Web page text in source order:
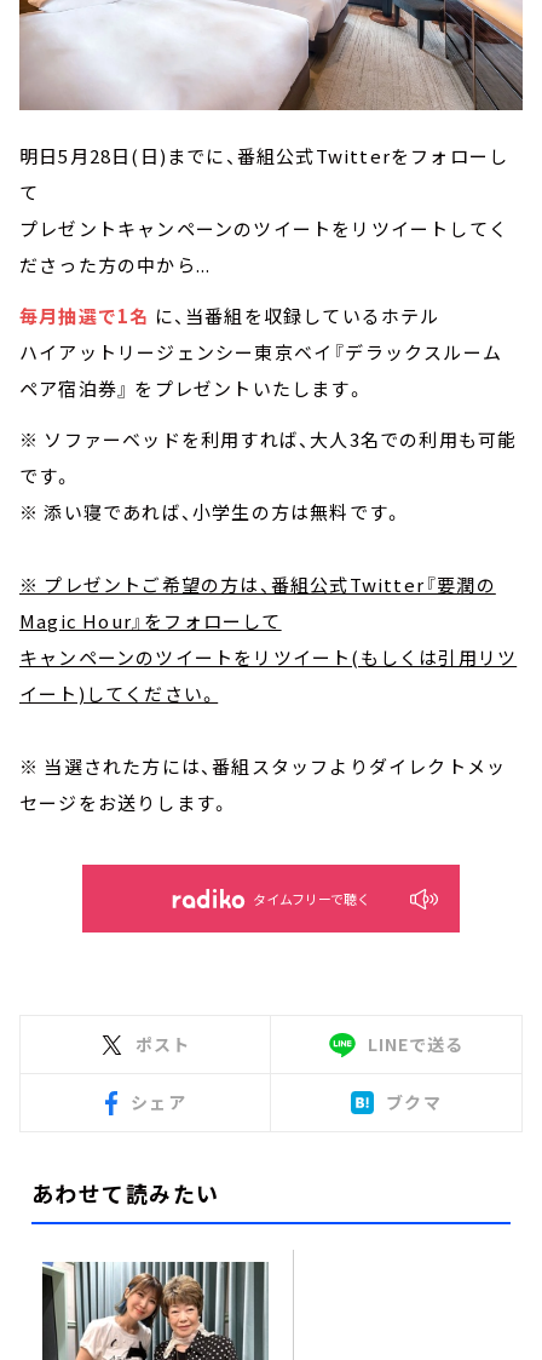
明日5月28日(日)までに、番組公式Twitterをフォローし
て
プレゼントキャンペーンのツイートをリツイートしてく
ださった方の中から...
毎月抽選で1名 に、当番組を収録しているホテル
ハイアットリージェンシー東京ベイ『デラックスルーム
ペア宿泊券』 をプレゼントいたします。
※ ソファーベッドを利用すれば、大人3名での利用も可能
です。
※ 添い寝であれば、小学生の方は無料です。
※ プレゼントご希望の方は、番組公式Twitter『要潤の
Magic Hour』をフォローして
キャンペーンのツイートをリツイート(もしくは引用リツ
イート)してください。
※ 当選された方には、番組スタッフよりダイレクトメッ
セージをお送りします。
タイムフリーで聴く
ポスト LINEで送る
シェア ブクマ
あわせて読みたい